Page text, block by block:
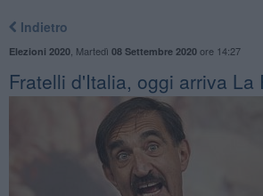
Indietro
Elezioni 2020, Martedì 08 Settembre 2020ore 14:27
​Fratelli d'Italia, oggi arriva La